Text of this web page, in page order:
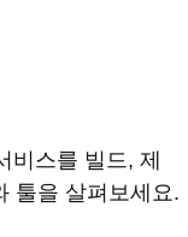
비스를 빌드, 제
툴을 살펴보세요.